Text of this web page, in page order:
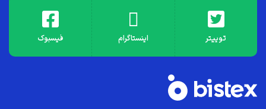
توییتر اینستاگرام فیسبوک